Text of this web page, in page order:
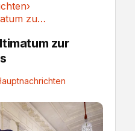
›
Trump stellt Iran Ultimatum zur Straße von Hormus
zur